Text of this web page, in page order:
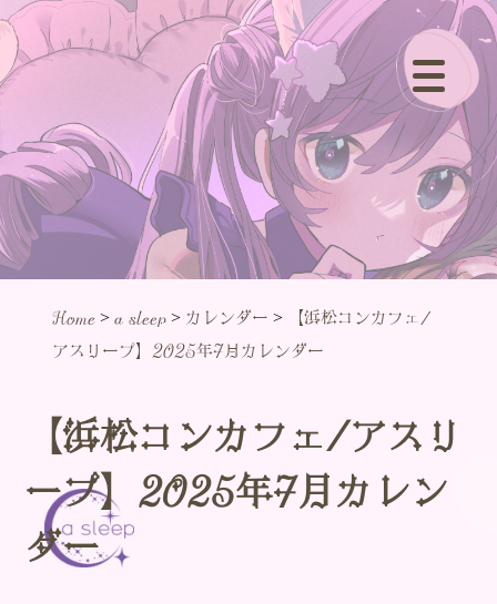
Home >a sleep > カレンダー >
【浜松コンカフェ/
アスリープ】2025年7月カレンダー
【浜松コンカフェ/アスリ
ープ】2025年7月カレン
ダー